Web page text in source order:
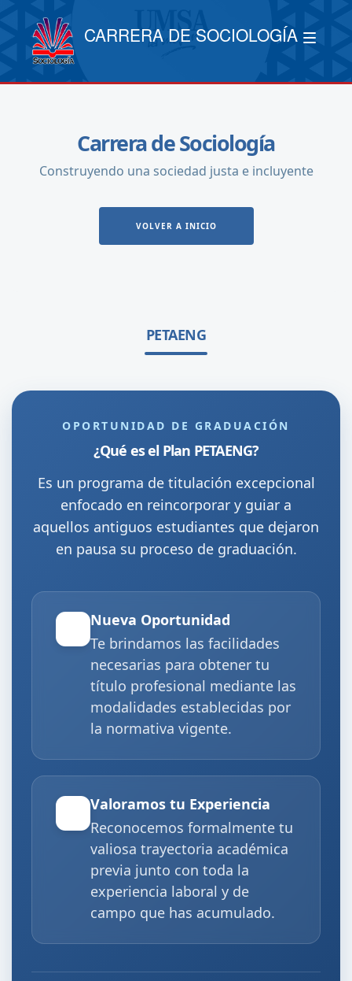
CARRERA DE SOCIOLOGÍA
Carrera de Sociología
Construyendo una sociedad justa e incluyente
VOLVER A INICIO
PETAENG
OPORTUNIDAD DE GRADUACIÓN
¿Qué es el Plan PETAENG?
Es un programa de titulación excepcional
enfocado en reincorporar y guiar a
aquellos antiguos estudiantes que dejaron
en pausa su proceso de graduación.
Nueva Oportunidad
Te brindamos las facilidades
necesarias para obtener tu
título profesional mediante las
modalidades establecidas por
la normativa vigente.
Valoramos tu Experiencia
Reconocemos formalmente tu
valiosa trayectoria académica
previa junto con toda la
experiencia laboral y de
campo que has acumulado.